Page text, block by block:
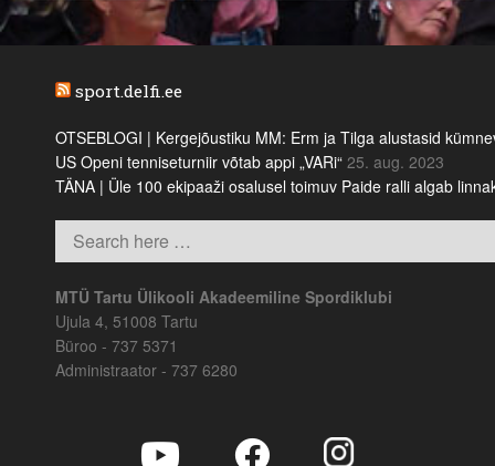
sport.delfi.ee
OTSEBLOGI | Kergejõustiku MM: Erm ja Tilga alustasid
US Openi tenniseturniir võtab appi „VARi“ 25. aug. 2023
TÄNA | Üle 100 ekipaaži osalusel toimuv Paide ralli algab
MTÜ Tartu Ülikooli Akadeemiline Spordiklubi
Ujula 4, 51008 Tartu
Büroo - 737 5371
Administraator - 737 6280